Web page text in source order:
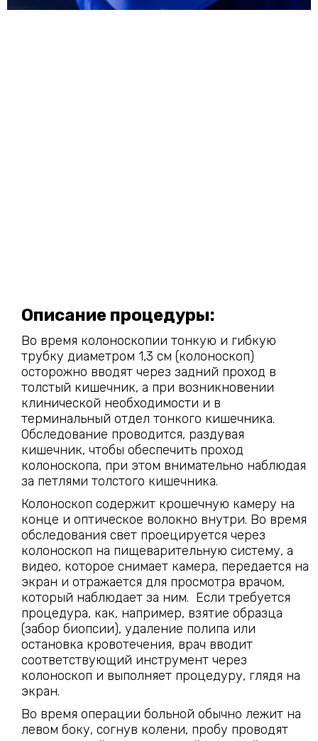
Описание процедуры:
Во время колоноскопии тонкую и гибкую
трубку диаметром 1,3 см (колоноскоп)
осторожно вводят через задний проход в
толстый кишечник, а при возникновении
клинической необходимости и в
терминальный отдел тонкого кишечника.
Обследование проводится, раздувая
кишечник, чтобы обеспечить проход
колоноскопа, при этом внимательно наблюдая
за петлями толстого кишечника.
Колоноскоп содержит крошечную камеру на
конце и оптическое волокно внутри. Во время
обследования свет проецируется через
колоноскоп на пищеварительную систему, а
видео, которое снимает камера, передается на
экран и отражается для просмотра врачом,
который наблюдает за ним. Если требуется
процедура, как, например, взятие образца
(забор биопсии), удаление полипа или
остановка кровотечения, врач вводит
соответствующий инструмент через
колоноскоп и выполняет процедуру, глядя на
экран.
Во время операции больной обычно лежит на
левом боку, согнув колени, пробу проводят